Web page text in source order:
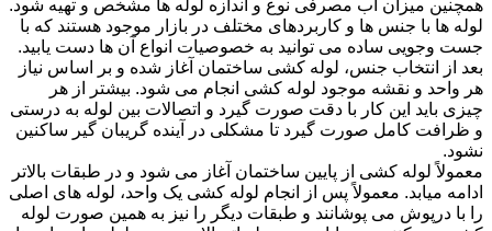
همچنین میزان آب مصرفی نوع و اندازه لوله ها مشخص و تهیه شود.
لوله ها با جنس ها و کاربردهای مختلف در بازار موجود هستند که با
جست وجویی ساده می توانید به خصوصیات انواع آن ها دست یابید.
بعد از انتخاب جنس، لوله کشی ساختمان آغاز شده و بر اساس نیاز
هر واحد و نقشه موجود لوله کشی انجام می شود. بیشتر از هر
چیزی باید این کار با دقت صورت گیرد و اتصالات بین لوله به درستی
و ظرافت کامل صورت گیرد تا مشکلی در آینده گریبان گیر ساکنین
نشود.
معمولاً لوله کشی از پایین ساختمان آغاز می شود و در طبقات بالاتر
ادامه میابد. معمولاً پس از انجام لوله کشی یک واحد، لوله های اصلی
را با درپوش می پوشانند و طبقات دیگر را نیز به همین صورت لوله